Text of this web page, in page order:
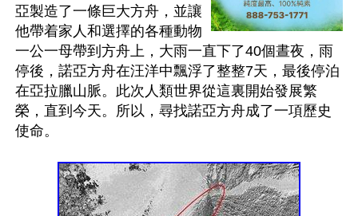
亞製造了一條巨大方舟，並讓
他帶着家人和選擇的各種動物
一公一母帶到方舟上，大雨一直下了40個晝夜，雨
停後，諾亞方舟在汪洋中飄浮了整整7天，最後停泊
在亞拉臘山脈。此次人類世界從這裏開始發展繁
榮，直到今天。所以，尋找諾亞方舟成了一項歷史
使命。